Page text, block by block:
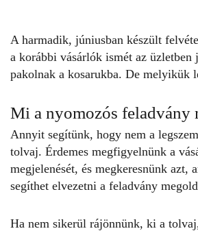
A harmadik, júniusban készült
a korábbi vásárlók ismét az üzletben
pakolnak a kosarukba. De melyikük
Mi a nyomozós feladvány
Annyit segítünk, hogy nem a
tolvaj. Érdemes megfigyelnünk a
megjelenését, és megkeresnünk azt,
segíthet elvezetni a feladvány
Ha nem sikerül rájönnünk, ki a